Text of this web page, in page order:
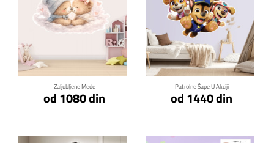
Zaljubljene Mede
od 1080 din
Patrolne Šape U Akciji
od 1440 din
Klikni za detalje